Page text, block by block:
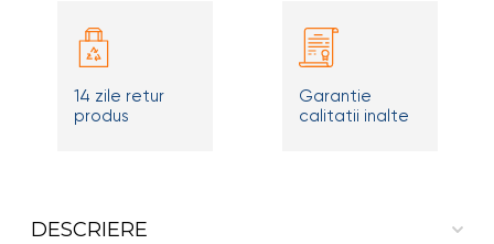
14 zile retur
produs
Garantie
calitatii inalte
DESCRIERE